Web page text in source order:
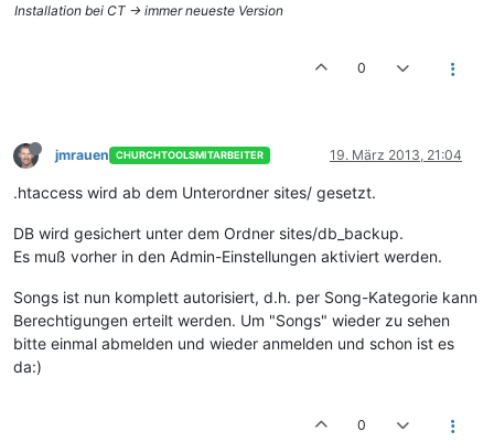
Installation bei CT -> immer neueste Version
0
jmrauen CHURCHTOOLSMITARBEITER 19. März 2013, 21:04
.htaccess wird ab dem Unterordner sites/ gesetzt.
DB wird gesichert unter dem Ordner sites/db_backup.
Es muß vorher in den Admin-Einstellungen aktiviert werden.
Songs ist nun komplett autorisiert, d.h. per Song-Kategorie kann
Berechtigungen erteilt werden. Um "Songs" wieder zu sehen
bitte einmal abmelden und wieder anmelden und schon ist es
da:)
0